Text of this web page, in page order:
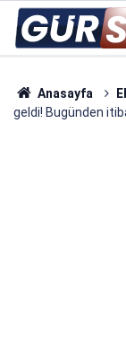
Anasayfa
geldi! Bugünden